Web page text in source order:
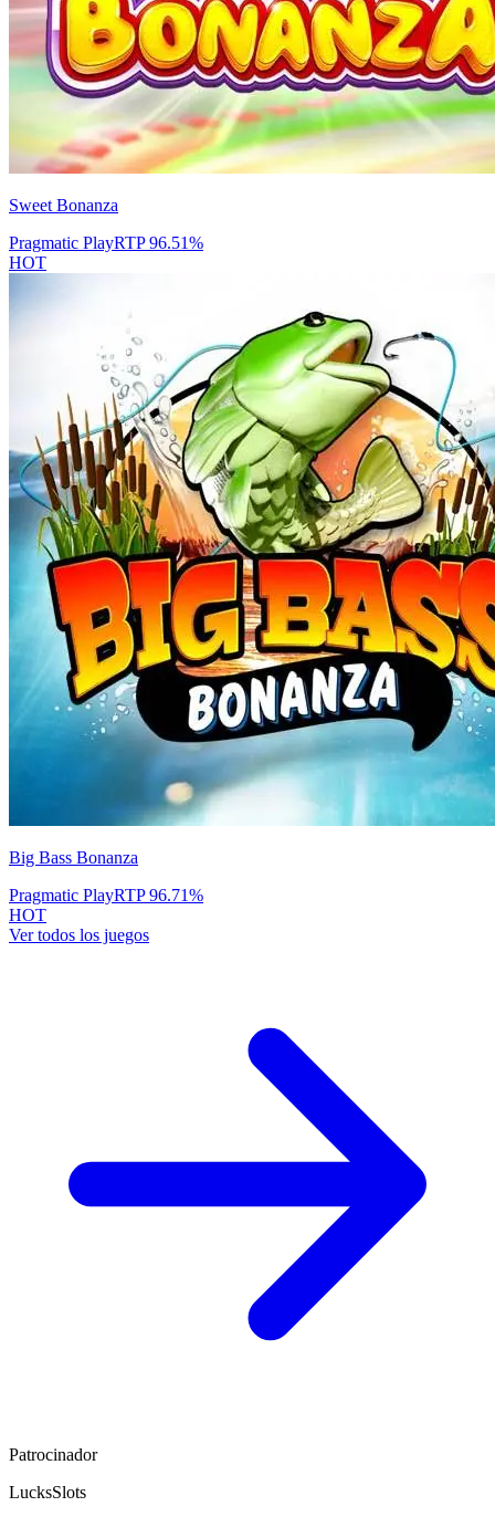
Sweet Bonanza
Pragmatic PlayRTP96.51%
HOT
Big Bass Bonanza
Pragmatic PlayRTP96.71%
HOT
Ver todos los juegos
Patrocinador
LucksSlots